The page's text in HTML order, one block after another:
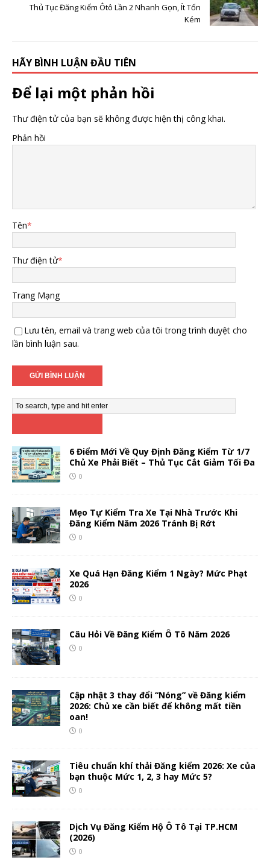
Thủ Tục Đăng Kiểm Ôtô Lần 2 Nhanh Gọn, Ít Tốn
Kém
HÃY BÌNH LUẬN ĐẦU TIÊN
Để lại một phản hồi
Thư điện tử của bạn sẽ không được hiện thị công khai.
Phản hồi
Tên*
Thư điện tử*
Trang Mạng
Lưu tên, email và trang web của tôi trong trình duyệt cho
lần bình luận sau.
6 Điểm Mới Về Quy Định Đăng Kiểm Từ 1/7
Chủ Xe Phải Biết – Thủ Tục Cắt Giảm Tối Đa
0
Mẹo Tự Kiểm Tra Xe Tại Nhà Trước Khi
Đăng Kiểm Năm 2026 Tránh Bị Rớt
0
Xe Quá Hạn Đăng Kiểm 1 Ngày? Mức Phạt
2026
0
Câu Hỏi Về Đăng Kiểm Ô Tô Năm 2026
0
Cập nhật 3 thay đổi “Nóng” về Đăng kiểm
2026: Chủ xe cần biết để không mất tiền
oan!
0
Tiêu chuẩn khí thải Đăng kiểm 2026: Xe của
bạn thuộc Mức 1, 2, 3 hay Mức 5?
0
Dịch Vụ Đăng Kiểm Hộ Ô Tô Tại TP.HCM
(2026)
0